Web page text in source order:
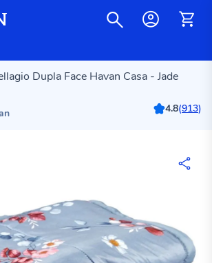
Dupla Face Havan Casa - Jade
4.8(913)